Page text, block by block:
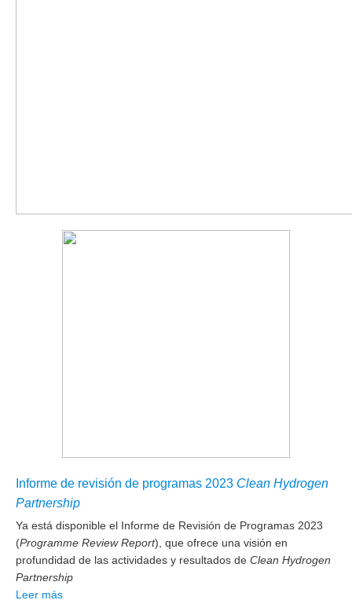
Informe de revisión de programas 2023 Clean Hydrogen
Partnership
Ya está disponible el Informe de Revisión de Programas 2023
(Programme Review Report), que ofrece una visión en
profundidad de las actividades y resultados de Clean Hydrogen
Partnership
Leer más